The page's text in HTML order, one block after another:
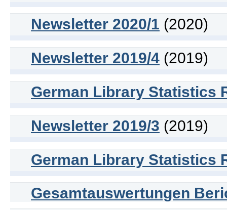
Newsletter 2020/1 (2020)
Newsletter 2019/4 (2019)
German Library Statistics
Newsletter 2019/3 (2019)
German Library Statistics
Gesamtauswertungen